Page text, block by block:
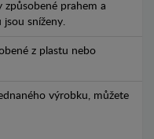
způsobené prahem a
sníženy.
z plastu nebo
výrobku, můžete